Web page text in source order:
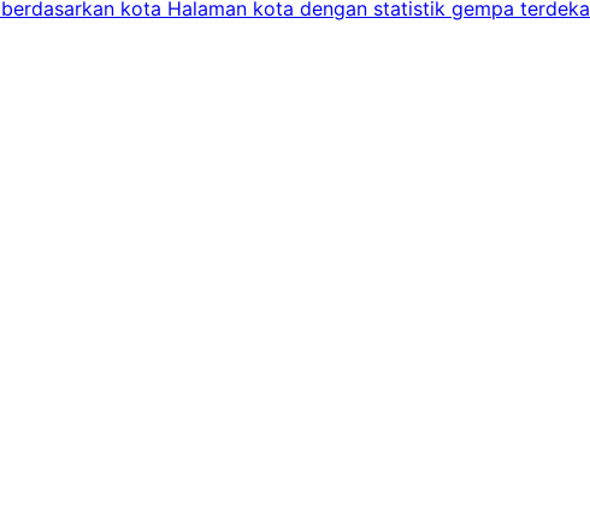
kota Halaman kota dengan statistik gempa